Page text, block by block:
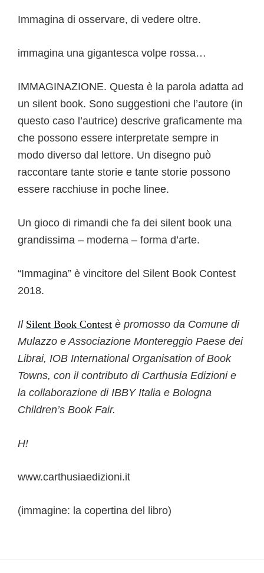
Immagina di osservare, di vedere oltre.
immagina una gigantesca volpe rossa…
IMMAGINAZIONE. Questa è la parola adatta ad
un silent book. Sono suggestioni che l’autore (in
questo caso l’autrice) descrive graficamente ma
che possono essere interpretate sempre in
modo diverso dal lettore. Un disegno può
raccontare tante storie e tante storie possono
essere racchiuse in poche linee.
Un gioco di rimandi che fa dei silent book una
grandissima – moderna – forma d’arte.
“Immagina” è vincitore del Silent Book Contest
2018.
Il Silent Book Contest è promosso da Comune di
Mulazzo e Associazione Montereggio Paese dei
Librai, IOB International Organisation of Book
Towns, con il contributo di Carthusia Edizioni e
la collaborazione di IBBY Italia e Bologna
Children’s Book Fair.
H!
www.carthusiaedizioni.it
(immagine: la copertina del libro)